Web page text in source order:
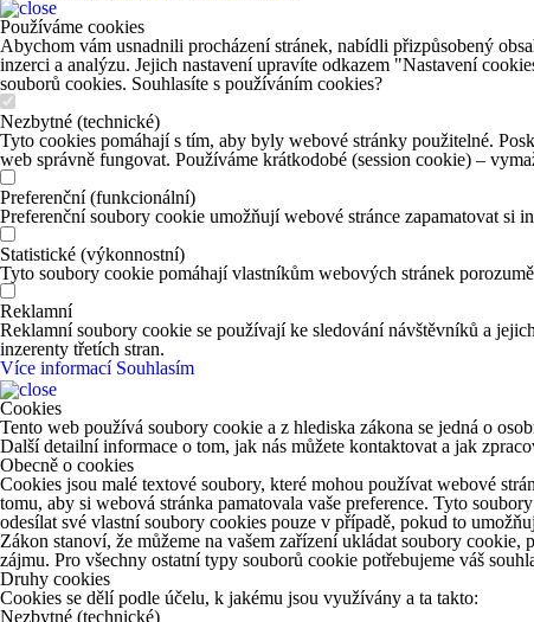
Používáme cookies
Abychom vám usnadnili procházení stránek, nabídli přizpůsobený
inzerci a analýzu. Jejich nastavení upravíte odkazem "Nastavení
souborů cookies. Souhlasíte s používáním cookies?
Nezbytné (technické)
Tyto cookies pomáhají s tím, aby byly webové stránky použitelné.
web správně fungovat. Používáme krátkodobé (session cookie) –
Preferenční (funkcionální)
Preferenční soubory cookie umožňují webové stránce zapamatovat si
Statistické (výkonnostní)
Tyto soubory cookie pomáhají vlastníkům webových stránek
Reklamní
Reklamní soubory cookie se používají ke sledování návštěvníků a
inzerenty třetích stran.
Více informací Souhlasím
Cookies
Tento web používá soubory cookie a z hlediska zákona se jedná o
Další detailní informace o tom, jak nás můžete kontaktovat a jak
Obecně o cookies
Cookies jsou malé textové soubory, které mohou používat webové
tomu, aby si webová stránka pamatovala vaše preference. Tyto
odesílat své vlastní soubory cookies pouze v případě, pokud to
Zákon stanoví, že můžeme na vašem zařízení ukládat soubory
zájmu. Pro všechny ostatní typy souborů cookie potřebujeme váš
Druhy cookies
Cookies se dělí podle účelu, k jakému jsou využívány a ta takto:
Nezbytné (technické)